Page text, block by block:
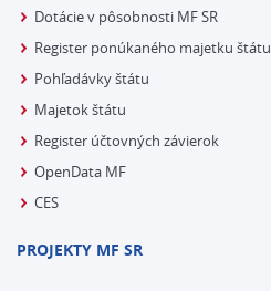
Dotácie v pôsobnosti MF SR
Register ponúkaného majetku štátu
Pohľadávky štátu
Majetok štátu
Register účtovných závierok
OpenData MF
CES
PROJEKTY MF SR